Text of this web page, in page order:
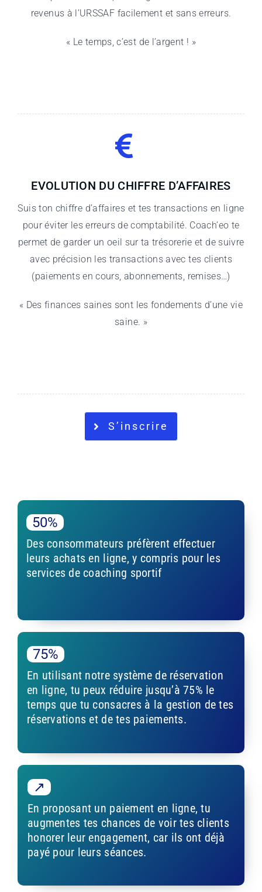
revenus à l’URSSAF facilement et sans erreurs.
« Le temps, c’est de l’argent ! »
EVOLUTION DU CHIFFRE D’AFFAIRES
Suis ton chiffre d’affaires et tes transactions en ligne
pour éviter les erreurs de comptabilité. Coach’eo te
permet de garder un oeil sur ta trésorerie et de suivre
avec précision les transactions avec tes clients
(paiements en cours, abonnements, remises…)
« Des finances saines sont les fondements d’une vie
saine. »
S’inscrire
50%
Des consommateurs préfèrent effectuer
leurs achats en ligne, y compris pour les
services de coaching sportif
75%
En utilisant notre système de réservation
en ligne, tu peux réduire jusqu’à 75% le
temps que tu consacres à la gestion de tes
réservations et de tes paiements.
↗️
En proposant un paiement en ligne, tu
augmentes tes chances de voir tes clients
honorer leur engagement, car ils ont déjà
payé pour leurs séances.